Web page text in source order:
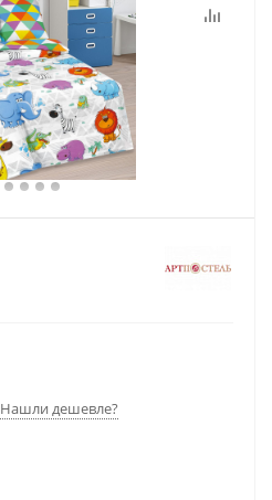
Нашли дешевле?